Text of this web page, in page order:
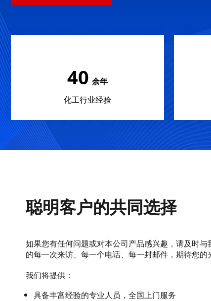
40 余年
化工行业经验
聪明客户的共同选择
如果您有任何问题或对本公司产品感兴趣，请及时
的每一次来访、每一个电话、每一封邮件，期待您的
我们将提供：
具备丰富经验的专业人员，全国上门服务